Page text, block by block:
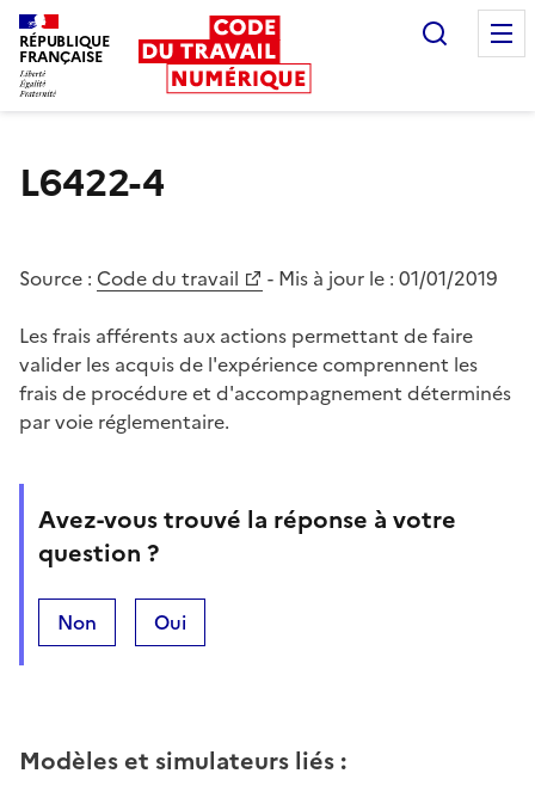
RÉPUBLIQUE
FRANÇAISE
L6422-4
Source : Code du travail - Mis à jour le : 01/01/2019
Les frais afférents aux actions permettant de faire
valider les acquis de l'expérience comprennent les
frais de procédure et d'accompagnement déterminés
par voie réglementaire.
Avez-vous trouvé la réponse à votre
question ?
Non Oui
Modèles et simulateurs liés :